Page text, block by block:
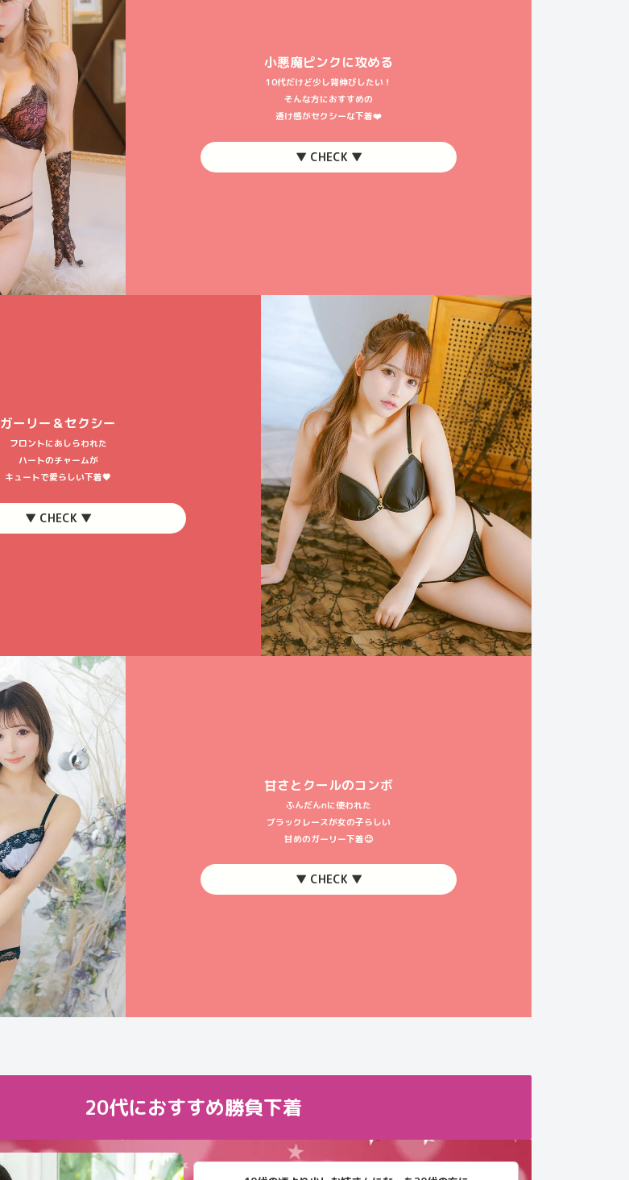
小悪魔ピンクに攻める
10代だけど少し背伸びしたい！
そんな方におすすめの
透け感がセクシーな下着❤️
▼ CHECK ▼
ガーリー＆セクシー
フロントにあしらわれた
ハートのチャームが
キュートで愛らしい下着🖤
▼ CHECK ▼
甘さとクールのコンボ
ふんだんnに使われた
ブラックレースが女の子らしい
甘めのガーリー下着😉
▼ CHECK ▼
20代におすすめ勝負下着